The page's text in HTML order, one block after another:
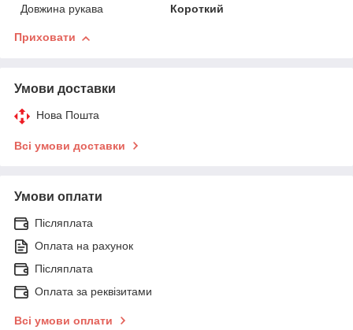
Довжина рукава
Короткий
Приховати
Умови доставки
Нова Пошта
Всі умови доставки
Умови оплати
Післяплата
Оплата на рахунок
Післяплата
Оплата за реквізитами
Всі умови оплати